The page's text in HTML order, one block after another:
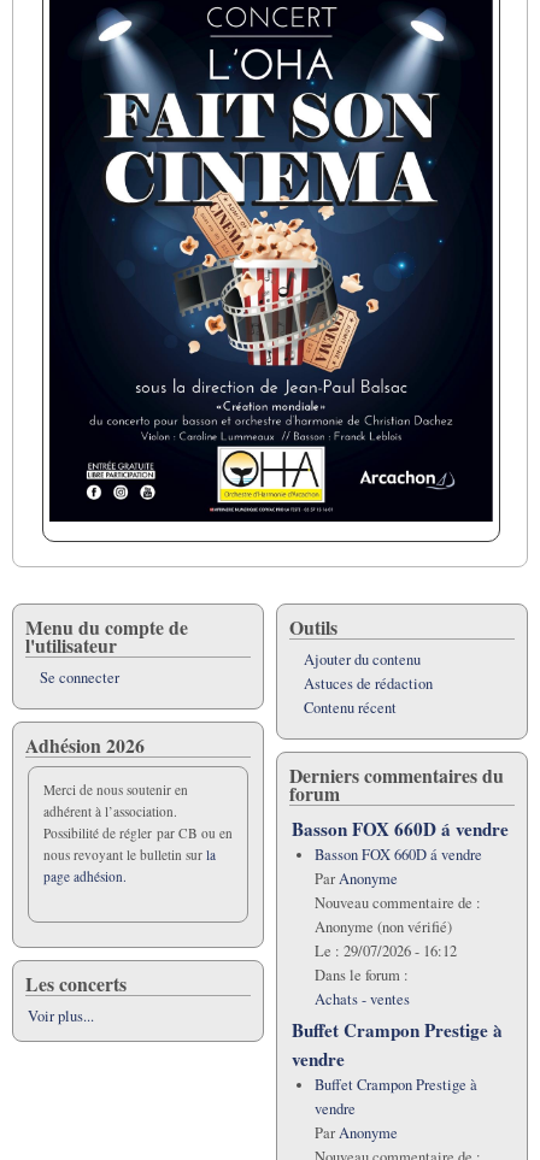
Menu du compte de
l'utilisateur
Se connecter
Adhésion 2026
Merci de nous soutenir en
adhérent à l’association.
Possibilité de régler par CB ou en
nous revoyant le bulletin sur la
page adhésion.
Les concerts
Voir plus...
Outils
Ajouter du contenu
Astuces de rédaction
Contenu récent
Derniers commentaires du
forum
Basson FOX 660D á vendre
Basson FOX 660D á vendre
ParAnonyme
Nouveau commentaire de :
Anonyme (non vérifié)
Le : 29/07/2026 - 16:12
Dans le forum :
Achats - ventes
Buffet Crampon Prestige à
vendre
Buffet Crampon Prestige à
vendre
ParAnonyme